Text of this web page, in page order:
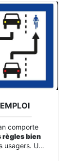
êtes
constatée,
📌 Pour
Vacances :
mairie
le en
:
comporte
règles bien
usagers. Une